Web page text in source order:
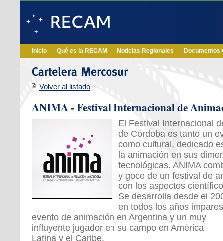
Inicio Qué es la RECAM Noticias Regionales Documentos
Volver al listado
ANIMA - Festival Internacional de
El Festival Internacional
de Córdoba es tanto un
como cultural, dedicado
la animación en sus
tecnológicas. ANIMA
y goce de un festival de
con los aspectos
Se desarrolla desde el
en todos los años
evento de animación en Argentina y un muy
influyente jugador en su campo en América
Latina y el Caribe.